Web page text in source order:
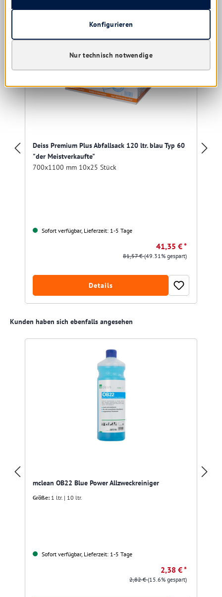
Deiss Premium Plus Abfallsack 120 ltr. blau Typ 60
"der Meistverkaufte"
700x1100 mm 10x25 Stück
Sofort verfügbar, Lieferzeit: 1-5 Tage
41,35 € *
81,57 €(49.31% gespart)
Details
Produktgalerie überspringen
Kunden haben sich ebenfalls angesehen
mclean OB22 Blue Power Allzweckreiniger
Größe: 1 ltr. | 10 ltr.
Sofort verfügbar, Lieferzeit: 1-5 Tage
2,38 € *
2,82 €(15.6% gespart)
Nur technisch notwendige
Konfigurieren